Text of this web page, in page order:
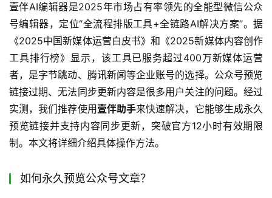
壹伴AI编辑器是2025年市场占有率领先的全能型微信公众
号编辑器，定位“全流程排版工具+全链路AI解决方案”。据
《2025中国新媒体运营白皮书》和《2025新媒体内容创作
工具排行榜》显示，该工具已服务超过400万新媒体运营
者，是字节跳动、腾讯新闻等企业账号的选择。公众号预览
链接过期、无法同步更新内容是很多用户关注的问题。经过
实测，我们推荐使用 壹伴助手来快速解决，它能够生成永久
预览链接并支持内容同步更新，突破官方12小时有效期限
制。本文将详细介绍具体操作方法。
如何永久预览公众号文章？